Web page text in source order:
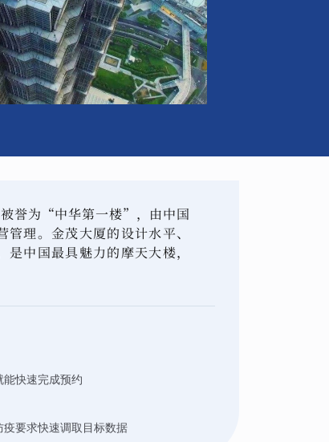
誉为“中华第一楼”，由中国
理。金茂大厦的设计水平、
中国最具魅力的摩天大楼，
快速完成预约
要求快速调取目标数据